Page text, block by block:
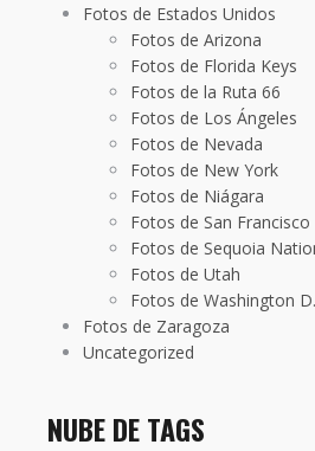
Fotos de Estados Unidos
Fotos de Arizona
Fotos de Florida Keys
Fotos de la Ruta 66
Fotos de Los Ángeles
Fotos de Nevada
Fotos de New York
Fotos de Niágara
Fotos de San Francisco
Fotos de Sequoia
Fotos de Utah
Fotos de Washington
Fotos de Zaragoza
Uncategorized
NUBE DE TAGS